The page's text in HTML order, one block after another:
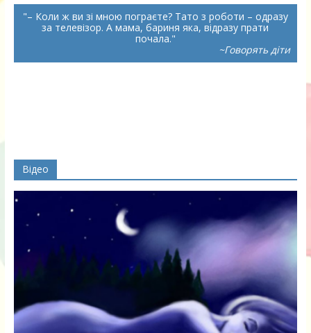
– Коли ж ви зі мною пограєте? Тато з роботи – одразу
за телевізор. А мама, бариня яка, відразу прати
почала.
~Говорять діти
Відео